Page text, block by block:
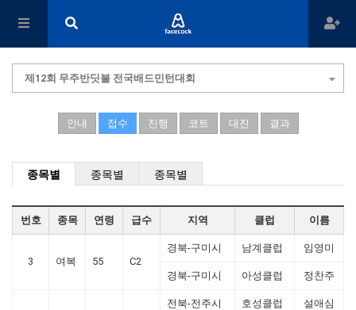
제12회 무주반딧불 전국배드민턴대회
안내 접수 진행 코트 대진 결과
종목별 종목별 종목별
번호 종목 연령 급수 지역 클럽 이름
3 여복 55 C2
경북-구미시 남계클럽 임영미
경북-구미시 아성클럽 정찬주
전북-전주시 호성클럽 설애심